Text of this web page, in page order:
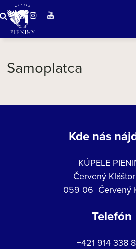
Zázračná voda v
Samoplatca
Kde nás
KÚPELE
Červený Kláštor
059 06 Červený
Telefón
+421 914 338